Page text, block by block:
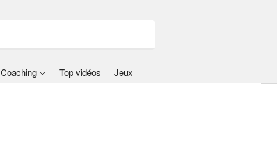
Coaching Top vidéos Jeux